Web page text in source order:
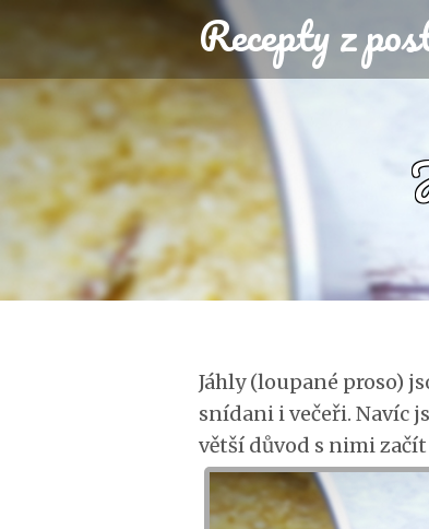
Recepty z
Jáhly (loupané proso)
snídani i večeři. Navíc
větší důvod s nimi